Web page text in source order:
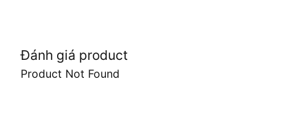
Đánh giá product
Product Not Found